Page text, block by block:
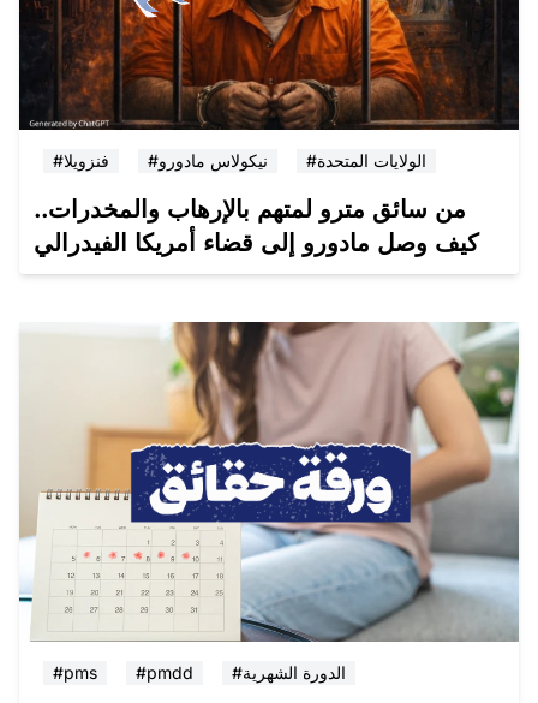
#فنزويلا #نيكولاس مادورو #الولايات المتحدة
من سائق مترو لمتهم بالإرهاب والمخدرات..
كيف وصل مادورو إلى قضاء أمريكا الفيدرالي
#pms #pmdd #الدورة الشهرية